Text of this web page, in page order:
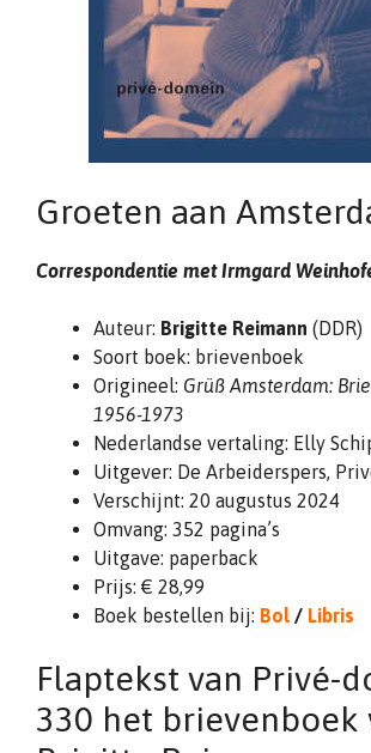
Groeten aan
Correspondentie met Irmgard
Auteur: Brigitte Reimann (DDR)
Soort boek: brievenboek
Origineel: Grüß Amsterdam:
1956-1973
Nederlandse vertaling: Elly
Uitgever: De Arbeiderspers,
Verschijnt: 20 augustus 2024
Omvang: 352 pagina’s
Uitgave: paperback
Prijs: € 28,99
Boek bestellen bij: Bol / Libris
Flaptekst van Privé-
330 het brievenboek